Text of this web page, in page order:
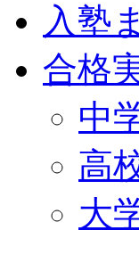
入塾
合格
中
高
大